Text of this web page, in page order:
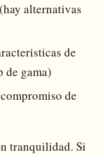
alternativas
de
de gama)
de
tranquilidad. Si